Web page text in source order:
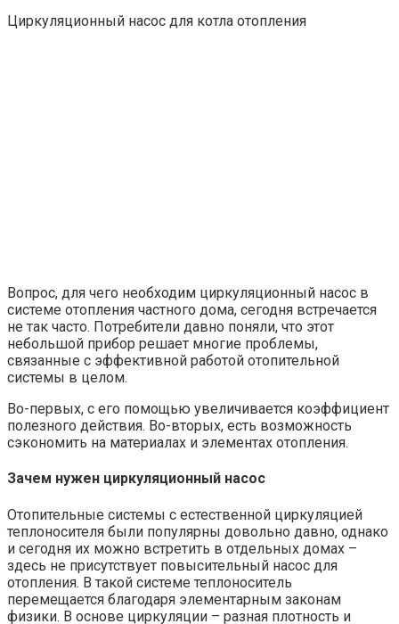
Циркуляционный насос для котла отопления
Вопрос, для чего необходим циркуляционный насос в
системе отопления частного дома, сегодня встречается
не так часто. Потребители давно поняли, что этот
небольшой прибор решает многие проблемы,
связанные с эффективной работой отопительной
системы в целом.
Во-первых, с его помощью увеличивается коэффициент
полезного действия. Во-вторых, есть возможность
сэкономить на материалах и элементах отопления.
Зачем нужен циркуляционный насос
Отопительные системы с естественной циркуляцией
теплоносителя были популярны довольно давно, однако
и сегодня их можно встретить в отдельных домах –
здесь не присутствует повысительный насос для
отопления. В такой системе теплоноситель
перемещается благодаря элементарным законам
физики. В основе циркуляции – разная плотность и